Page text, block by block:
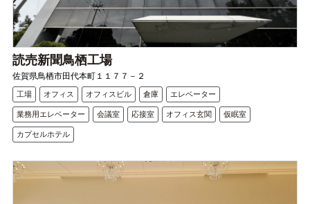
読売新聞鳥栖工場
佐賀県鳥栖市田代本町１１７７－２
工場 オフィス オフィスビル 倉庫 エレベーター
業務用エレベーター 会議室 応接室 オフィス玄関 仮眠室
カプセルホテル